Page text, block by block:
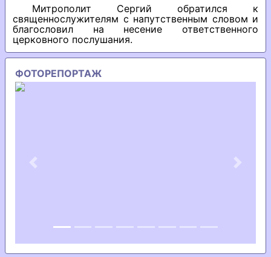
Митрополит Сергий обратился к
священнослужителям с напутственным словом и
благословил на несение ответственного
церковного послушания.
ФОТОРЕПОРТАЖ
Previous Next